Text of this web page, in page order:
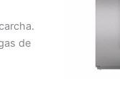
de